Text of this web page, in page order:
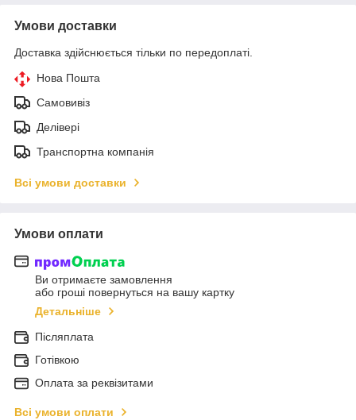
Умови доставки
Доставка здійснюється тільки по передоплаті.
Нова Пошта
Самовивіз
Делівері
Транспортна компанія
Всі умови доставки
Умови оплати
Ви отримаєте замовлення
або гроші повернуться на вашу картку
Детальніше
Післяплата
Готівкою
Оплата за реквізитами
Всі умови оплати